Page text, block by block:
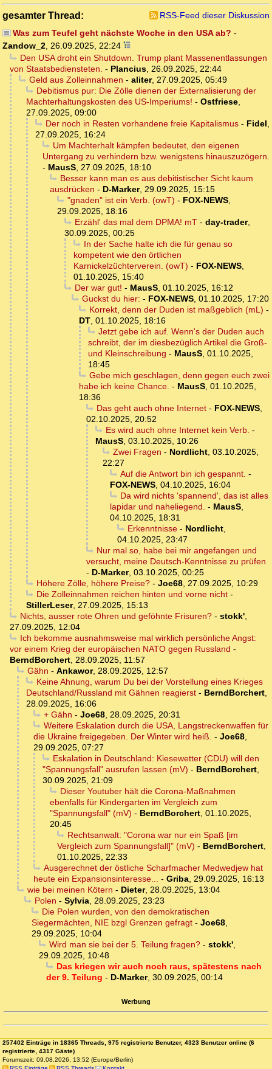
gesamter Thread:
RSS-Feed dieser Diskussion
Was zum Teufel geht nächste Woche in den USA ab? -
Zandow_2, 26.09.2025, 22:24
Den USA droht ein Shutdown. Trump plant Massenentlassungen
von Staatsbediensteten. - Plancius, 26.09.2025, 22:44
Geld aus Zolleinnahmen - aliter, 27.09.2025, 05:49
Debitismus pur: Die Zölle dienen der Externalisierung der
Machterhaltungskosten des US-Imperiums! - Ostfriese,
27.09.2025, 09:00
Der noch in Resten vorhandene freie Kapitalismus- Fidel,
27.09.2025, 16:24
Um Machterhalt kämpfen bedeutet, den eigenen
Untergang zu verhindern bzw. wenigstens hinauszuzögern.
- MausS, 27.09.2025, 18:10
Besser kann man es aus debitistischer Sicht kaum
ausdrücken - D-Marker, 29.09.2025, 15:15
"gnaden" ist ein Verb. (owT) - FOX-NEWS,
29.09.2025, 18:16
Erzähl' das mal dem DPMA! mT- day-trader,
30.09.2025, 00:25
In der Sache halte ich die für genau so
kompetent wie den örtlichen
Karnickelzüchterverein. (owT) - FOX-NEWS,
01.10.2025, 15:40
Der war gut! - MausS, 01.10.2025, 16:12
Guckst du hier: - FOX-NEWS, 01.10.2025, 17:20
Korrekt, denn der Duden ist maßgeblich (mL) -
DT, 01.10.2025, 18:16
Jetzt gebe ich auf. Wenn's der Duden auch
schreibt, der im diesbezüglich Artikel die Groß-
und Kleinschreibung - MausS, 01.10.2025,
18:45
Gebe mich geschlagen, denn gegen euch zwei
habe ich keine Chance. - MausS, 01.10.2025,
18:36
Das geht auch ohne Internet- FOX-NEWS,
02.10.2025, 20:52
Es wird auch ohne Internet kein Verb. -
MausS, 03.10.2025, 10:26
Zwei Fragen - Nordlicht, 03.10.2025,
22:27
Auf die Antwort bin ich gespannt. -
FOX-NEWS, 04.10.2025, 16:04
Da wird nichts 'spannend', das ist alles
lapidar und naheliegend. - MausS,
04.10.2025, 18:31
Erkenntnisse- Nordlicht,
04.10.2025, 23:47
Nur mal so, habe bei mir angefangen und
versucht, meine Deutsch-Kenntnisse zu prüfen
- D-Marker, 03.10.2025, 00:25
Höhere Zölle, höhere Preise?- Joe68, 27.09.2025, 10:29
Die Zolleinnahmen reichen hinten und vorne nicht-
StillerLeser, 27.09.2025, 15:13
Nichts, ausser rote Ohren und geföhnte Frisuren?- stokk',
27.09.2025, 12:04
Ich bekomme ausnahmsweise mal wirklich persönliche Angst:
vor einem Krieg der europäischen NATO gegen Russland -
BerndBorchert, 28.09.2025, 11:57
Gähn - Ankawor, 28.09.2025, 12:57
Keine Ahnung, warum Du bei der Vorstellung eines Krieges
Deutschland/Russland mit Gähnen reagierst - BerndBorchert,
28.09.2025, 16:06
+ Gähn - Joe68, 28.09.2025, 20:31
Weitere Eskalation durch die USA, Langstreckenwaffen für
die Ukraine freigegeben. Der Winter wird heiß. - Joe68,
29.09.2025, 07:27
Eskalation in Deutschland: Kiesewetter (CDU) will den
"Spannungsfall" ausrufen lassen (mV) - BerndBorchert,
30.09.2025, 21:09
Dieser Youtuber hält die Corona-Maßnahmen
ebenfalls für Kindergarten im Vergleich zum
"Spannungsfall" (mV) - BerndBorchert, 01.10.2025,
20:45
Rechtsanwalt: "Corona war nur ein Spaß [im
Vergleich zum Spannungsfall]" (mV) - BerndBorchert,
01.10.2025, 22:33
Ausgerechnet der östliche Scharfmacher Medwedjew hat
heute ein Expansionsinteresse... - Griba, 29.09.2025, 16:13
wie bei meinen Kötern - Dieter, 28.09.2025, 13:04
Polen - Sylvia, 28.09.2025, 23:23
Die Polen wurden, von den demokratischen
Siegermächten, NIE bzgl Grenzen gefragt - Joe68,
29.09.2025, 10:04
Wird man sie bei der 5. Teilung fragen?- stokk',
29.09.2025, 10:48
Das kriegen wir auch noch raus, spätestens nach
der 9. Teilung - D-Marker, 30.09.2025, 00:14
Werbung
257402 Einträge in 18365 Threads, 975 registrierte Benutzer, 4323 Benutzer online (6
registrierte, 4317 Gäste)
Forumszeit: 09.08.2026, 13:52 (Europe/Berlin)